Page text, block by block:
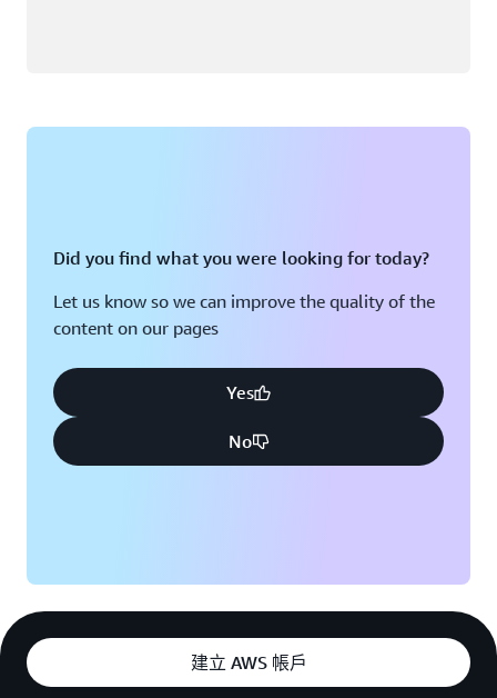
Did you find what you were looking for today?
Let us know so we can improve the quality of the
content on our pages
Yes
No
建立 AWS 帳戶